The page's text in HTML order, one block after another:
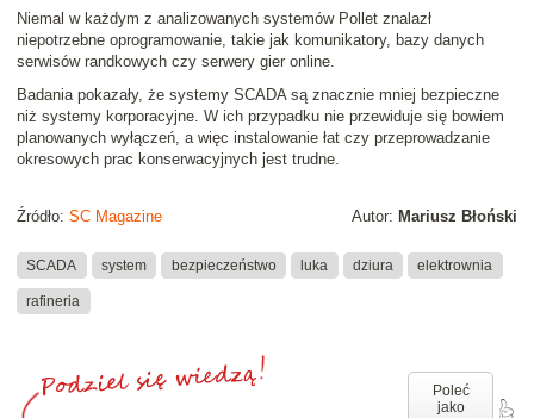
Niemal w każdym z analizowanych systemów Pollet znalazł
niepotrzebne oprogramowanie, takie jak komunikatory, bazy danych
serwisów randkowych czy serwery gier online.
Badania pokazały, że systemy SCADA są znacznie mniej bezpieczne
niż systemy korporacyjne. W ich przypadku nie przewiduje się bowiem
planowanych wyłączeń, a więc instalowanie łat czy przeprowadzanie
okresowych prac konserwacyjnych jest trudne.
Autor: Mariusz Błoński
Źródło: SC Magazine
SCADA system bezpieczeństwo luka dziura elektrownia
rafineria
Poleć
jako